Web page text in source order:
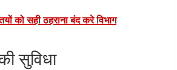
को सही ठहराना बंद करे विभाग
सुविधा